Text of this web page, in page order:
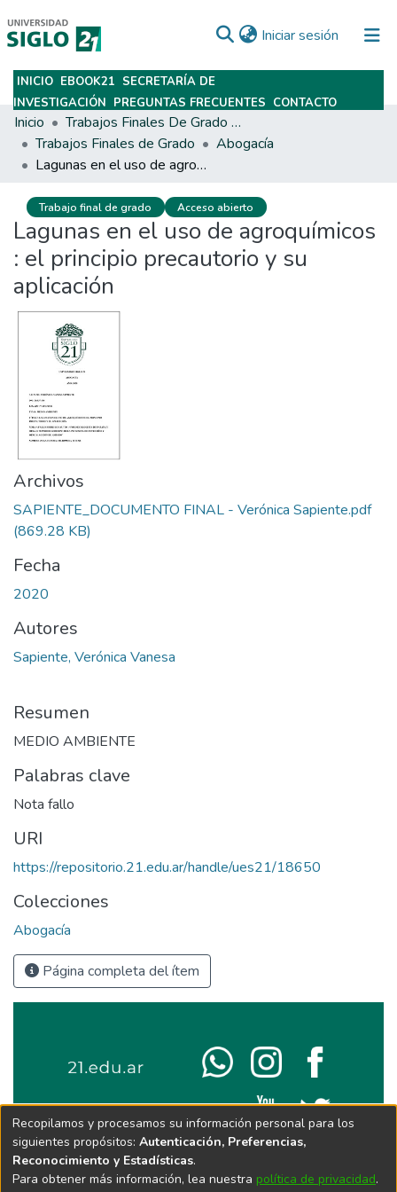
Iniciar sesión (current)
Subir
INICIO EBOOK21 SECRETARÍA DE
INVESTIGACIÓN PREGUNTAS FRECUENTES CONTACTO
Inicio
Trabajos Finales De Grado Y Posgrado
Trabajos Finales de Grado
Abogacía
Lagunas en el uso de agroquímicos : el principio precautorio y su aplicación
Trabajo final de grado Acceso abierto
Lagunas en el uso de agroquímicos
: el principio precautorio y su
aplicación
Archivos
SAPIENTE_DOCUMENTO FINAL - Verónica Sapiente.pdf
(869.28 KB)
Fecha
2020
Autores
Sapiente, Verónica Vanesa
Resumen
MEDIO AMBIENTE
Palabras clave
Nota fallo
URI
https://repositorio.21.edu.ar/handle/ues21/18650
Colecciones
Abogacía
Página completa del ítem
Recopilamos y procesamos su información personal para los
siguientes propósitos: Autenticación, Preferencias,
Reconocimiento y Estadísticas.
Para obtener más información, lea nuestra política de privacidad.